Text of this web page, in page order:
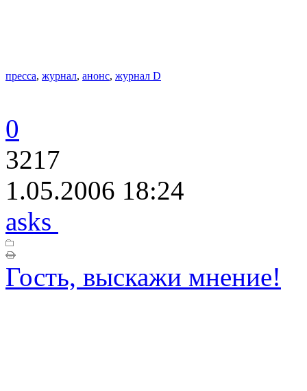
пресса, журнал, анонс, журнал D
0
3217
1.05.2006 18:24
asks
Гость, выскажи мнение!